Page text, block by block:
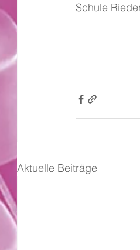
Schule
Aktuelle Beiträge